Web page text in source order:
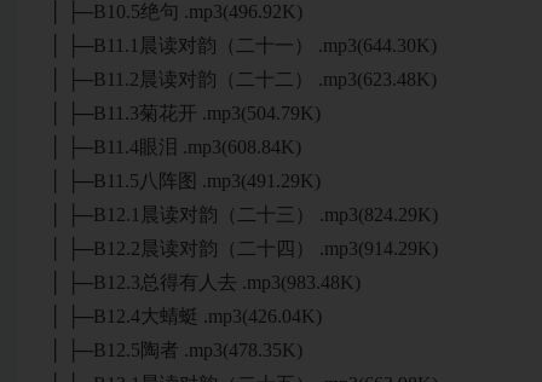
│ ├─B10.5绝句 .mp3(496.92K)
│ ├─B11.1晨读对韵（二十一） .mp3(644.30K)
│ ├─B11.2晨读对韵（二十二） .mp3(623.48K)
│ ├─B11.3菊花开 .mp3(504.79K)
│ ├─B11.4眼泪 .mp3(608.84K)
│ ├─B11.5八阵图 .mp3(491.29K)
│ ├─B12.1晨读对韵（二十三） .mp3(824.29K)
│ ├─B12.2晨读对韵（二十四） .mp3(914.29K)
│ ├─B12.3总得有人去 .mp3(983.48K)
│ ├─B12.4大蜻蜓 .mp3(426.04K)
│ ├─B12.5陶者 .mp3(478.35K)